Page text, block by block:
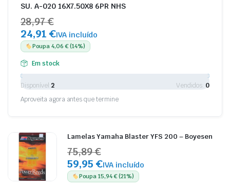
SU. A-020 16X7.50X8 6PR NHS
28,97 €
24,91 €IVA incluído
Poupa 4,06 € (14%)
Em stock
Disponível:2 Vendidos: 0
Aproveita agora antes que termine
Lamelas Yamaha Blaster YFS 200 – Boyesen
75,89 €
59,95 €IVA incluído
Poupa 15,94 € (21%)